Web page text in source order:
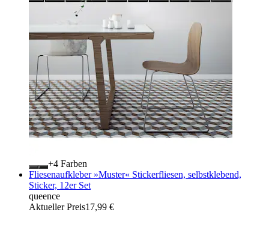
+
Farben
Fliesenaufkleber »Muster« Stickerfliesen, selbstklebend,
Sticker, 12er Set
queence
Aktueller Preis17,99 €